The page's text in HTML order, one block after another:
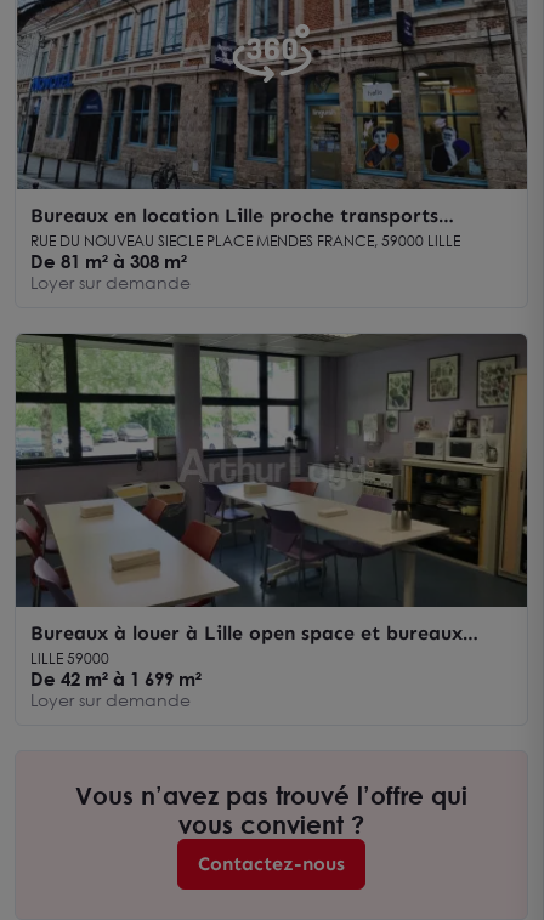
Bureaux en location Lille proche transports
rénovés avec hall privatif
RUE DU NOUVEAU SIECLE PLACE MENDES FRANCE, 59000 LILLE
De 81 m² à 308 m²
Loyer sur demande
Bureaux à louer à Lille open space et bureaux
cloisonnés secteur dynamique
LILLE 59000
De 42 m² à 1 699 m²
Loyer sur demande
Vous n’avez pas trouvé l’offre qui
vous convient ?
Contactez-nous